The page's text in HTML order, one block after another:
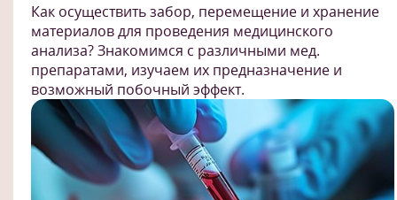
Как осуществить забор, перемещение и хранение
материалов для проведения медицинского
анализа? Знакомимся с различными мед.
препаратами, изучаем их предназначение и
возможный побочный эффект.